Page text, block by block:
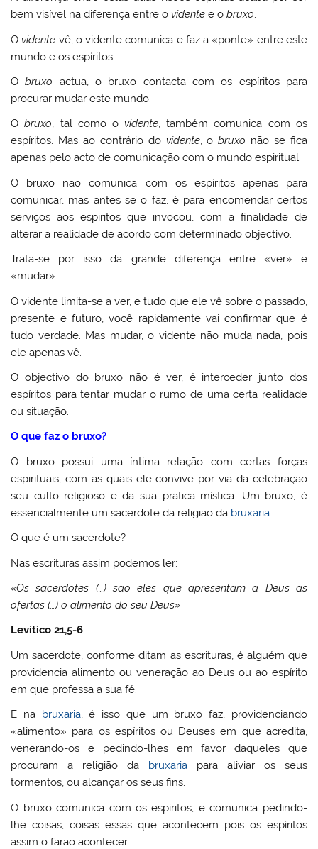
bem visível na diferença entre o vidente e obruxo.
O vidente vê, o vidente comunica e faz a «ponte» entre este
mundo e os espíritos.
Obruxo actua, o bruxo contacta com os espíritos para
procurar mudar este mundo.
Obruxo, tal como o vidente, também comunica com os
espíritos. Mas ao contrário do vidente, obruxo não se fica
apenas pelo acto de comunicação com o mundo espiritual.
O bruxo não comunica com os espíritos apenas para
comunicar, mas antes se o faz, é para encomendar certos
serviços aos espíritos que invocou, com a finalidade de
alterar a realidade de acordo com determinado objectivo.
Trata-se por isso da grande diferença entre «ver» e
«mudar».
O vidente limita-se a ver, e tudo que ele vê sobre o passado,
presente e futuro, você rapidamente vai confirmar que é
tudo verdade. Mas mudar, o vidente não muda nada, pois
ele apenas vê.
O objectivo do bruxo não é ver, é interceder junto dos
espíritos para tentar mudar o rumo de uma certa realidade
ou situação.
O que faz o bruxo?
O bruxo possui uma íntima relação com certas forças
espirituais, com as quais ele convive por via da celebração
seu culto religioso e da sua pratica mística. Um bruxo, é
essencialmente um sacerdote da religião da bruxaria.
O que é um sacerdote?
Nas escrituras assim podemos ler:
«Os sacerdotes (…) são eles que apresentam a Deus as
ofertas (…) o alimento do seu Deus»
Levítico 21,5-6
Um sacerdote, conforme ditam as escrituras, é alguém que
providencia alimento ou veneração ao Deus ou ao espírito
em que professa a sua fé.
E na bruxaria, é isso que um bruxo faz, providenciando
«alimento» para os espíritos ou Deuses em que acredita,
venerando-os e pedindo-lhes em favor daqueles que
procuram a religião da bruxaria para aliviar os seus
tormentos, ou alcançar os seus fins.
O bruxo comunica com os espíritos, e comunica pedindo-
lhe coisas, coisas essas que acontecem pois os espíritos
assim o farão acontecer.